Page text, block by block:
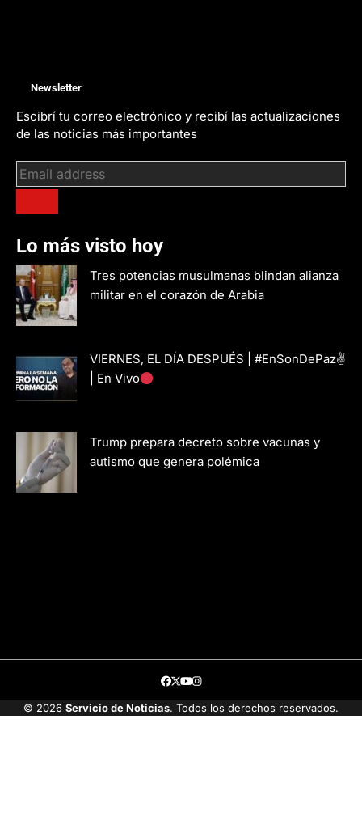
Newsletter
Escibrí tu correo electrónico y recibí las actualizaciones
de las noticias más importantes
Lo más visto hoy
Tres potencias musulmanas blindan alianza
militar en el corazón de Arabia
VIERNES, EL DÍA DESPUÉS | #EnSonDePaz✌
| En Vivo
Trump prepara decreto sobre vacunas y
autismo que genera polémica
Facebook
TwitterYoutube
Instagram
© 2026 Servicio de Noticias. Todos los derechos reservados.